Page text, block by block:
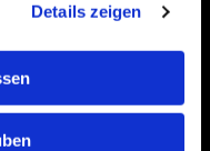
Details zeigen
Cookies,